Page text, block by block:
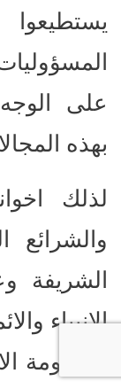
على
بهذه
لذلك
والشرائع
الشريفة
الانبياء
لمنظومة